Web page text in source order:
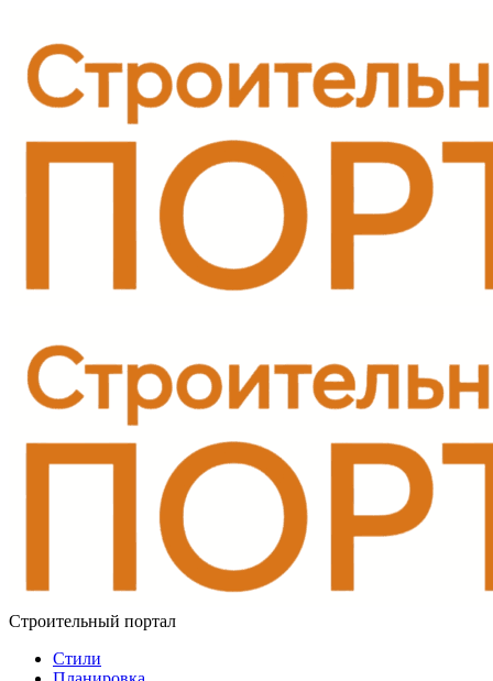
Строительный портал
Стили